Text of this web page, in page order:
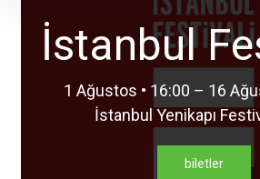
İstanbul
1 Ağustos • 16:00 – 16
İstanbul Yenikapı
biletler